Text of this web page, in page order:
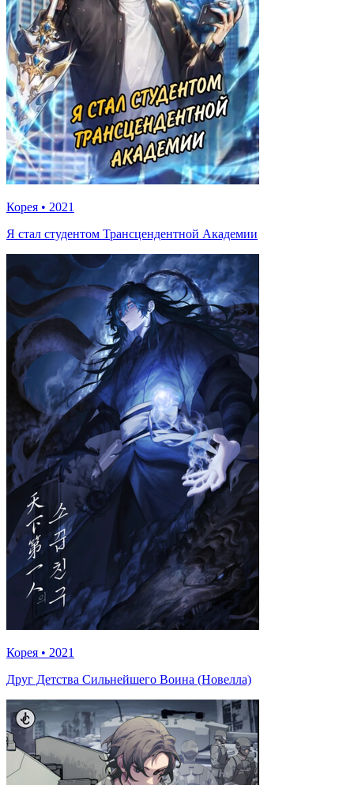
Корея • 2021
Я стал студентом Трансцендентной Академии
Корея • 2021
Друг Детства Сильнейшего Воина (Новелла)